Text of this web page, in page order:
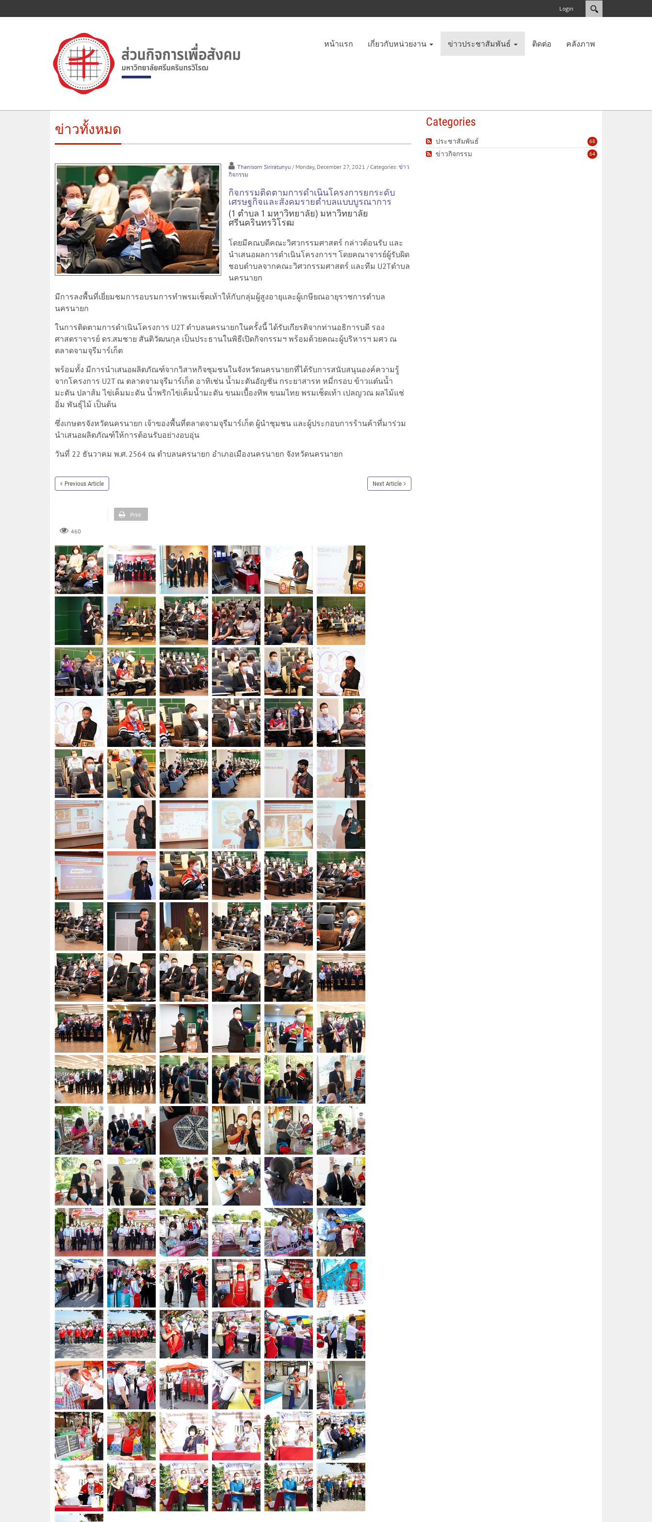
Login
หน้าแรก เกี่ยวกับหน่วยงาน ข่าวประชาสัมพันธ์ ติดต่อ คลังภาพ
ข่าวทั้งหมด
Thanisorn Siriratunyu / Monday, December 27, 2021 / Categories: ข่าว
กิจกรรม
กิจกรรมติดตามการดำเนินโครงการยกระดับ
เศรษฐกิจและสังคมรายตำบลแบบบูรณาการ
(1 ตำบล 1 มหาวิทยาลัย) มหาวิทยาลัย
ศรีนครินทรวิโรฒ
โดยมีคณบดีคณะวิศวกรรมศาสตร์ กล่าวต้อนรับ และ
นำเสนอผลการดำเนินโครงการฯ โดยคณาจารย์ผู้รับผิด
ชอบตำบลจากคณะวิศวกรรมศาสตร์ และทีม U2Tตำบล
นครนายก
มีการลงพื้นที่เยี่ยมชมการอบรมการทำพรมเช็ดเท้าให้กับกลุ่มผู้สูงอายุและผู้เกษียณอายุราชการตำบล
นครนายก
ในการติดตามการดำเนินโครงการ U2T ตำบลนครนายกในครั้งนี้ ได้รับเกียรติจากท่านอธิการบดี รอง
ศาสตราจารย์ ดร.สมชาย สันติวัฒนกุล เป็นประธานในพิธีเปิดกิจกรรมฯ พร้อมด้วยคณะผู้บริหารฯ มศว ณ
ตลาดจามจุรีมาร์เก็ต
พร้อมทั้ง มีการนำเสนอผลิตภัณฑ์จากวิสาหกิจชุมชนในจังหวัดนครนายกที่ได้รับการสนับสนุนองค์ความรู้
จากโครงการ U2T ณ ตลาดจามจุรีมาร์เก็ต อาทิเช่น น้ำมะดันอัญชัน กระยาสารท หมี่กรอบ ข้าวแต๋นน้ำ
มะดัน ปลาส้ม ไข่เค็มมะดัน น้ำพริกไข่เค็มน้ำมะดัน ขนมเบื้องทิพ ขนมไทย พรมเช็ดเท้า เปลญวณ ผลไม้แช่
อิ่ม พันธุ์ไม้ เป็นต้น
ซึ่งเกษตรจังหวัดนครนายก เจ้าของพื้นที่ตลาดจามจุรีมาร์เก็ต ผู้นำชุมชน และผู้ประกอบการร้านค้าที่มาร่วม
นำเสนอผลิตภัณฑ์ให้การต้อนรับอย่างอบอุ่น
วันที่ 22 ธันวาคม พ.ศ. 2564 ณ ตำบลนครนายก อำเภอเมืองนครนายก จังหวัดนครนายก
Previous Article Next Article
Print
460
Categories
68
ประชาสัมพันธ์
64
ข่าวกิจกรรม